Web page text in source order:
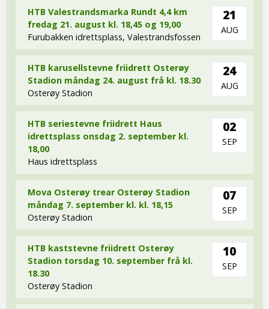
HTB Valestrandsmarka Rundt 4,4 km
fredag 21. august kl. 18,45 og 19,00
Furubakken idrettsplass, Valestrandsfossen
21
AUG
HTB karusellstevne friidrett Osterøy
Stadion måndag 24. august frå kl. 18.30
Osterøy Stadion
24
AUG
HTB seriestevne friidrett Haus
idrettsplass onsdag 2. september kl.
18,00
Haus idrettsplass
02
SEP
Mova Osterøy trear Osterøy Stadion
måndag 7. september kl. kl. 18,15
Osterøy Stadion
07
SEP
HTB kaststevne friidrett Osterøy
Stadion torsdag 10. september frå kl.
18.30
Osterøy Stadion
10
SEP